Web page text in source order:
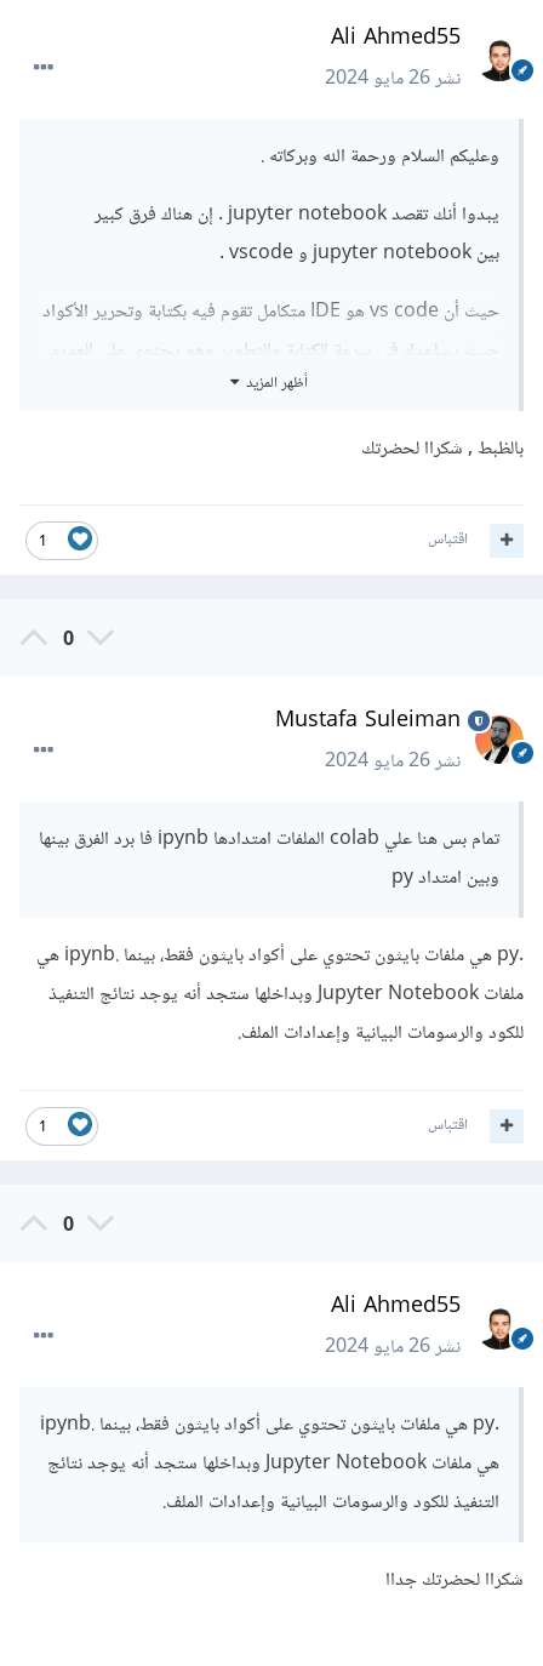
Ali Ahmed55
نشر26 مايو 2024
وعليكم السلام ورحمة الله وبركاته .
يبدوا أنك تقصد jupyter notebook . إن هناك فرق كبير
بين jupyter notebook و vscode .
حيث أن vs code هو IDE متكامل تقوم فيه بكتابة وتحرير الأكواد
حيث يساعدك فى سرعة الكتابة والتطوير وهو يحتوى على العديد
من الإضافات التى تساعدك فى جميع المجالات وليس مجال تعلم
وعلوم البيانات وتطوير النماذج الذكاء الاصطناعي حيث يمكنك من
تجربة الكود ورؤية النتائج على الفور داخل البيئة نفسها. ويساعدك
أظهر المزيد
بالظبط , شكراا لحضرتك
1 اقتباس
0
Mustafa Suleiman
نشر26 مايو 2024
تمام بس هنا علي colab الملفات امتدادها ipynb فا برد الفرق بينها
وبين امتداد py
.py هي ملفات بايثون تحتوي على أكواد بايثون فقط، بينما .ipynb هي
ملفات Jupyter Notebook وبداخلها ستجد أنه يوجد نتائج التنفيذ
للكود والرسومات البيانية وإعدادات الملف.
1 اقتباس
0
Ali Ahmed55
نشر26 مايو 2024
.py هي ملفات بايثون تحتوي على أكواد بايثون فقط، بينما .ipynb
هي ملفات Jupyter Notebook وبداخلها ستجد أنه يوجد نتائج
التنفيذ للكود والرسومات البيانية وإعدادات الملف.
شكراا لحضرتك جداا